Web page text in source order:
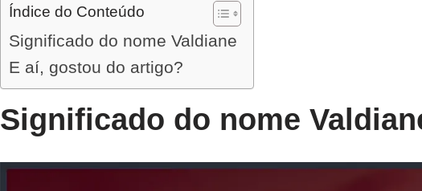
Índice do Conteúdo
Significado do nome Valdiane
E aí, gostou do artigo?
Significado do nome